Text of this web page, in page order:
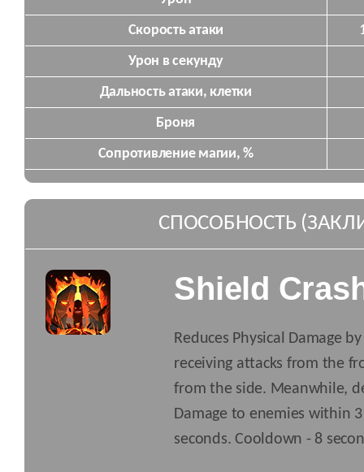
Скорость атаки
Урон в секунду
Дальность атаки, клетки
Броня
Сопротивление магии, %
СПОСОБНОСТЬ
Shield
Reduces Physical Damage
receiving attacks from the
from the side. Meanwhile,
Damage to enemies within
seconds. Cooldown - 8